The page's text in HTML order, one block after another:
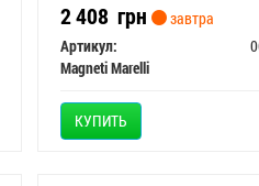
2 408 грн
завтра
Артикул:
Magneti Marelli
КУПИТЬ